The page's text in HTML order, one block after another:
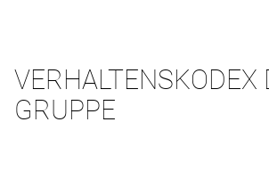
VERHALTENSKODEX
GRUPPE